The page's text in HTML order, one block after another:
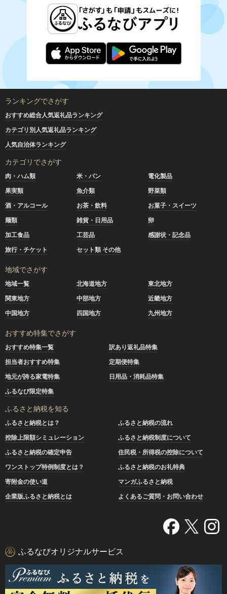
ランキングでさがす
おすすめ総合人気返礼品ランキング
カテゴリ別人気返礼品ランキング
人気自治体ランキング
カテゴリでさがす
肉・ハム類 米・パン
電化製品
果実類
魚介類
野菜類
酒・アルコール
お茶・飲料
お菓子・スイーツ
麺類
雑貨・日用品
卵
加工食品
工芸品
感謝状・記念品
旅行・チケット
セット類 その他
地域でさがす
地域一覧 北海道地方
東北地方
関東地方
中部地方
近畿地方
中国地方
四国地方 九州地方
おすすめ特集でさがす
おすすめ特集一覧
訳あり返礼品特集
担当者おすすめ特集
定期便特集
地元が誇る家電特集
日用品・消耗品特集
ふるなび限定特集
ふるさと納税を知る
ふるさと納税とは？
ふるさと納税の流れ
控除上限額シミュレーション
ふるさと納税制度について
ふるさと納税の確定申告
住民税・所得税の控除について
ワンストップ特例制度とは？
ふるさと納税のお礼特典
寄附金の使い道
マンガふるさと納税
企業版ふるさと納税とは
よくあるご質問・お問い合わせ
ふるなびオリジナルサービス